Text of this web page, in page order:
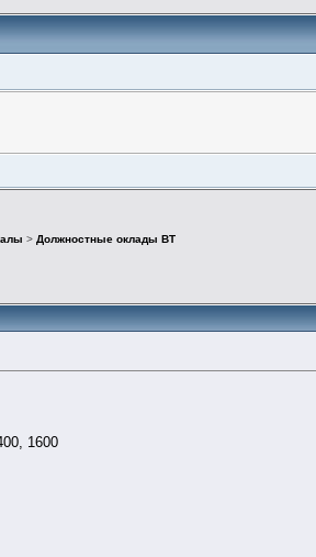
>Должностные оклады ВТ
1600